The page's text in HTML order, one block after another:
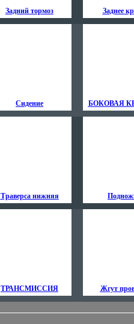
Задний тормоз Заднее
Сидение БОКОВАЯ
Траверса нижняя
ТРАНСМИССИЯ Жгут